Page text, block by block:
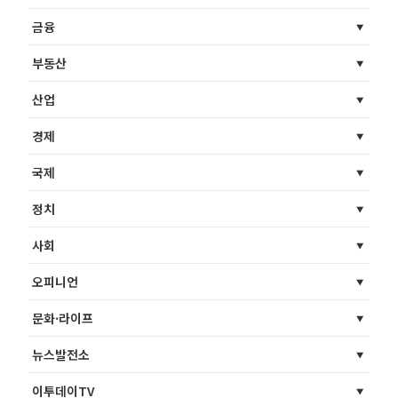
금융
부동산
산업
경제
국제
정치
사회
오피니언
문화·라이프
뉴스발전소
이투데이TV